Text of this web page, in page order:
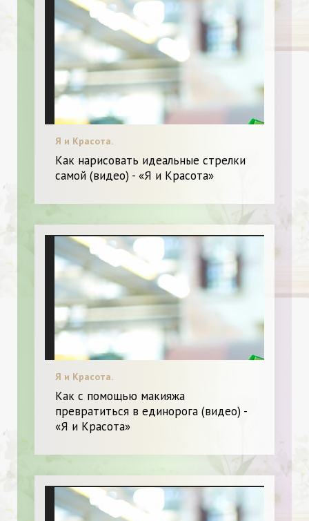
Я и Красота.
Как нарисовать идеальные стрелки
самой (видео) - «Я и Красота»
Я и Красота.
Как с помощью макияжа
превратиться в единорога (видео) -
«Я и Красота»